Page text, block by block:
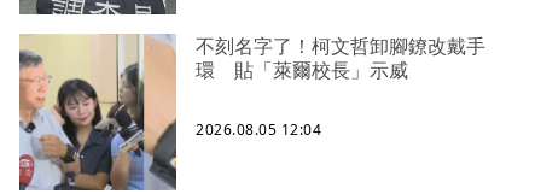
不刻名字了！柯文哲卸腳鐐改戴手
環 貼「萊爾校長」示威
2026.08.05 12:04